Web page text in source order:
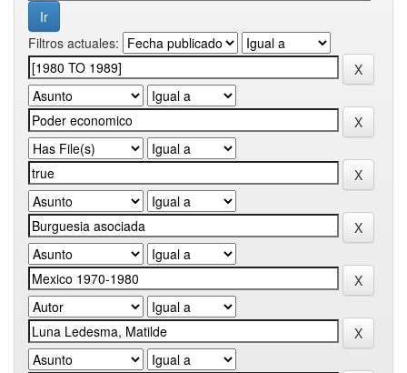
Filtros actuales: